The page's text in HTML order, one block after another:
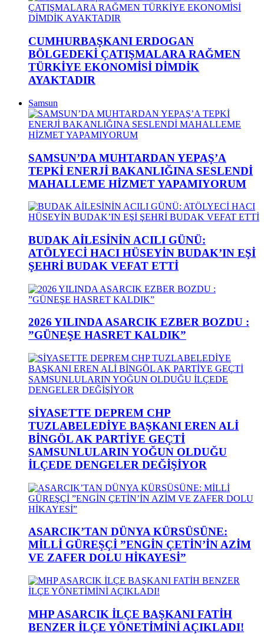
CUMHURBAŞKANI ERDOGAN
BÖLGEDEKİ ÇATIŞMALARA RAĞMEN
TÜRKİYE EKONOMİSİ DİMDİK
AYAKTADIR
Samsun
SAMSUN’DA MUHTARDAN YEPAŞ’A
TEPKİ ENERJİ BAKANLIĞINA SESLENDİ
MAHALLEME HİZMET YAPAMIYORUM
BUDAK AİLESİNİN ACILI GÜNÜ:
ATÖLYECİ HACI HÜSEYİN BUDAK’IN EŞİ
ŞEHRİ BUDAK VEFAT ETTİ
2026 YILINDA ASARCIK EZBER BOZDU :
”GÜNEŞE HASRET KALDIK”
SİYASETTE DEPREM CHP
TUZLABELEDİYE BAŞKANI EREN ALİ
BİNGÖL AK PARTİYE GEÇTİ
SAMSUNLULARIN YOĞUN OLDUĞU
İLÇEDE DENGELER DEĞİŞİYOR
ASARCIK’TAN DÜNYA KÜRSÜSÜNE:
MİLLİ GÜREŞÇİ ”ENGİN ÇETİN’İN AZİM
VE ZAFER DOLU HİKAYESİ”
MHP ASARCIK İLÇE BAŞKANI FATİH
BENZER İLÇE YÖNETİMİNİ AÇIKLADI!